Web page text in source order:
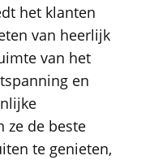
het klanten
van heerlijk
van het
en
ze de beste
te genieten,